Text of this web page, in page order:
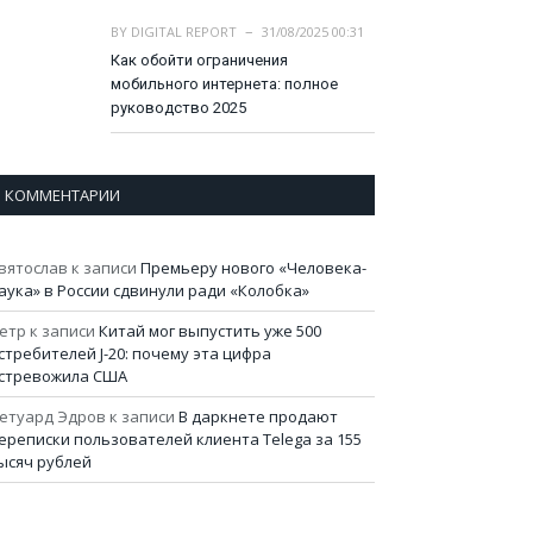
BY DIGITAL REPORT
31/08/2025 00:31
Как обойти ограничения
мобильного интернета: полное
руководство 2025
КОММЕНТАРИИ
к записи Премьеру нового «Человека-
в России сдвинули ради «Колобка»
к записи Китай мог выпустить уже 500
J-20: почему эта цифра
США
Эдров к записи В даркнете продают
пользователей клиента Telega за 155
рублей